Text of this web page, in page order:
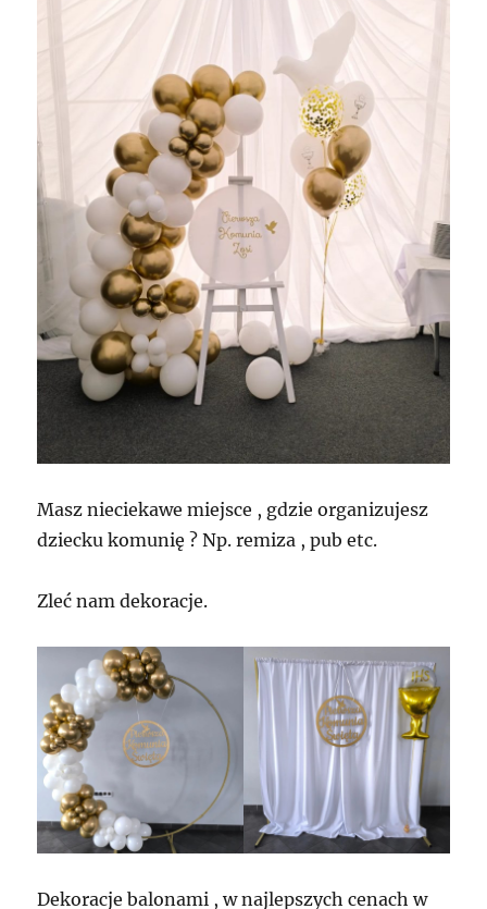
Masz nieciekawe miejsce , gdzie organizujesz
dziecku komunię ? Np. remiza , pub etc.
Zleć nam dekoracje.
Dekoracje balonami , w najlepszych cenach w